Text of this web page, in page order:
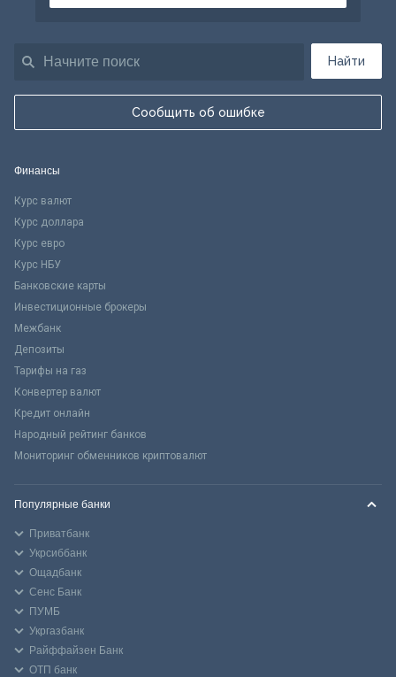
Найти
Сообщить об ошибке
Финансы
Курс валют
Курс доллара
Курс евро
Курс НБУ
Банковские карты
Инвестиционные брокеры
Межбанк
Депозиты
Тарифы на газ
Конвертер валют
Кредит онлайн
Народный рейтинг банков
Мониторинг обменников криптовалют
Популярные банки
Приватбанк
Укрсиббанк
Ощадбанк
Сенс Банк
ПУМБ
Укргазбанк
Райффайзен Банк
ОТП банк